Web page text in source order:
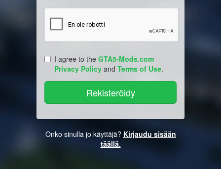
I agree to the GTA5-Mods.com
Privacy Policy and Terms of Use.
Onko sinulla jo käyttäjä? Kirjaudu sisään
täällä.